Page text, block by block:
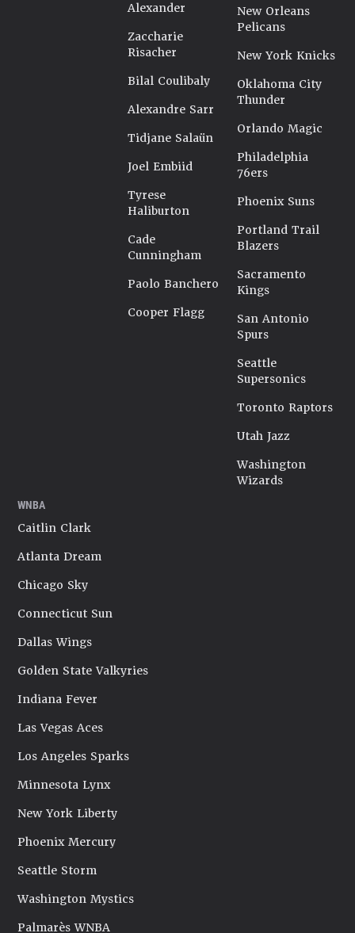
Alexander
Zaccharie
Risacher
Bilal Coulibaly
Alexandre Sarr
Tidjane Salaün
Joel Embiid
Tyrese
Haliburton
Cade
Cunningham
Paolo Banchero
Cooper Flagg
New Orleans
Pelicans
New York Knicks
Oklahoma City
Thunder
Orlando Magic
Philadelphia
76ers
Phoenix Suns
Portland Trail
Blazers
Sacramento
Kings
San Antonio
Spurs
Seattle
Supersonics
Toronto Raptors
Utah Jazz
Washington
Wizards
WNBA
Caitlin Clark
Atlanta Dream
Chicago Sky
Connecticut Sun
Dallas Wings
Golden State Valkyries
Indiana Fever
Las Vegas Aces
Los Angeles Sparks
Minnesota Lynx
New York Liberty
Phoenix Mercury
Seattle Storm
Washington Mystics
Palmarès WNBA